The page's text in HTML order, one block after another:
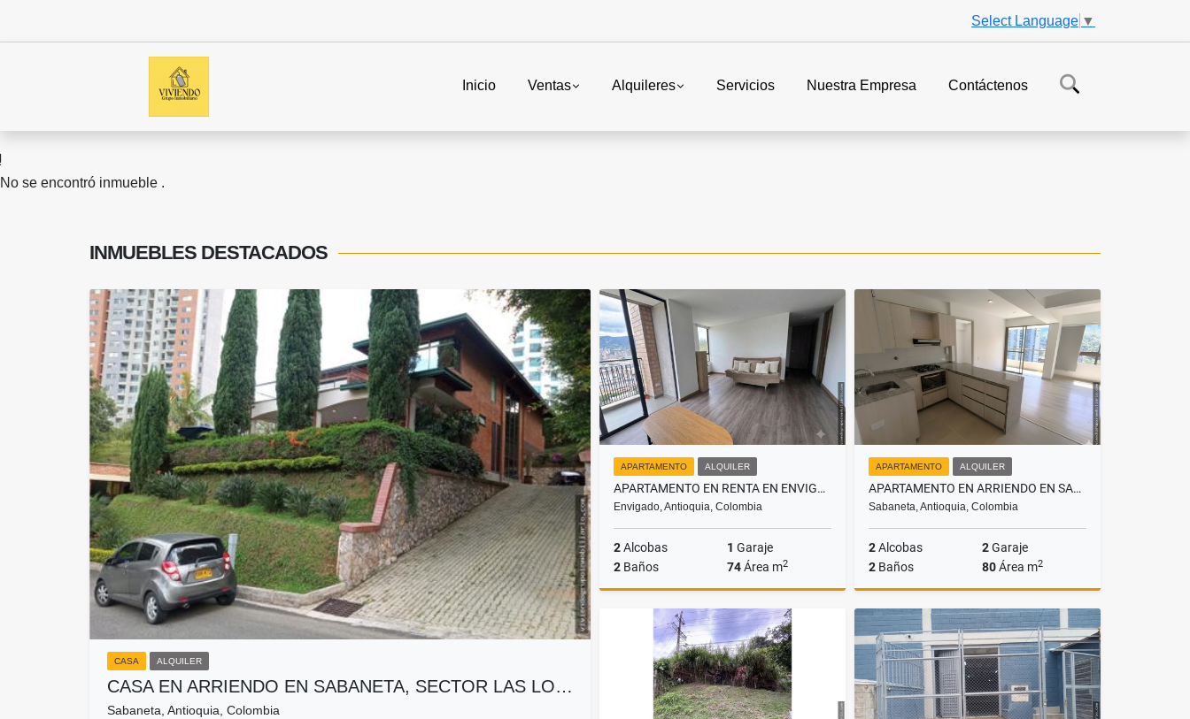
Select Language ▼
Inicio Ventas Alquileres Servicios Nuestra Empresa Contáctenos
No se encontró inmueble .
INMUEBLES DESTACADOS
CASA ALQUILER
CASA EN ARRIENDO EN SABANETA, SECTOR LAS LO…
Sabaneta, Antioquia, Colombia
APARTAMENTO ALQUILER
APARTAMENTO EN RENTA EN ENVIGADO, SECTOR LAS VEGAS
Envigado, Antioquia, Colombia
2Alcobas 1 Garaje
2 Baños 74Área m2
Alquiler
$3.400.000
APARTAMENTO ALQUILER
APARTAMENTO EN ARRIENDO EN SABANETA, SECTOR PAN DE AZÚCAR PARTE BAJA
Sabaneta, Antioquia, Colombia
2Alcobas 2Garaje
2 Baños 80Área m2
Alquiler
$3.400.000